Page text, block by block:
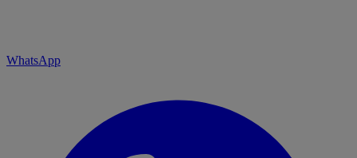
WhatsApp